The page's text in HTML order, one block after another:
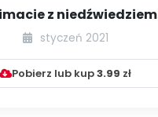
z niedźwiedziem
polarnym
styczeń 2021
Pobierz lub kup3.99 zł